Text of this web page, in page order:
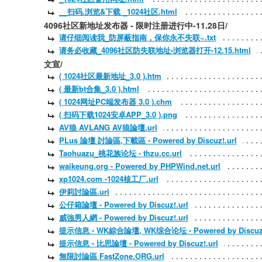
__扫码.浏览&下载 _1024社区.html
4096社区新地址发布器 - 限时注册进行中-11.28日/
请仔细阅读我_防屏蔽指南，保你永不失联~.txt
请务必收藏_4096社区防失联地址-浏览器打开-12.15.html
文宣/
( 1024社区最新地址_3.0 ).htm
( 最新bt合集_3.0 ).html
( 1024网址PC端发布器 3.0 ).chm
( 扫码下载1024安卓APP_3.0 ).png
AV狼 AVLANG AV狼論壇.url
PLus 論壇 討論區,下載區 - Powered by Discuz!.url
Taohuazu_桃花族论坛 - thzu.cc.url
waikeung.org - Powered by PHPWind.net.url
xp1024.com -1024核工厂.url
伊莉討論區.url
公仔箱論壇 - Powered by Discuz!.url
威強男人網 - Powered by Discuz!.url
提示信息 - WK綜合論壇, WK综合论坛 - Powered by
提示信息 - 比思論壇 - Powered by Discuz!.url
無限討論區 FastZone.ORG.url